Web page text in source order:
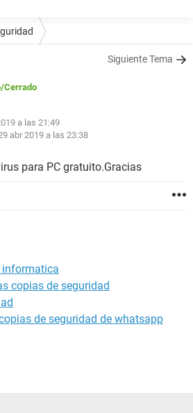
Siguiente Tema
/Cerrado
a las 21:49
abr 2019 a las 23:38
para PC gratuito.Gracias
informatica
copias de seguridad
de seguridad de whatsapp